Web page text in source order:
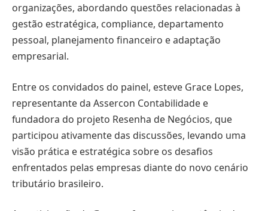
organizações, abordando questões relacionadas à
gestão estratégica, compliance, departamento
pessoal, planejamento financeiro e adaptação
empresarial.
Entre os convidados do painel, esteve Grace Lopes,
representante da Assercon Contabilidade e
fundadora do projeto Resenha de Negócios, que
participou ativamente das discussões, levando uma
visão prática e estratégica sobre os desafios
enfrentados pelas empresas diante do novo cenário
tributário brasileiro.